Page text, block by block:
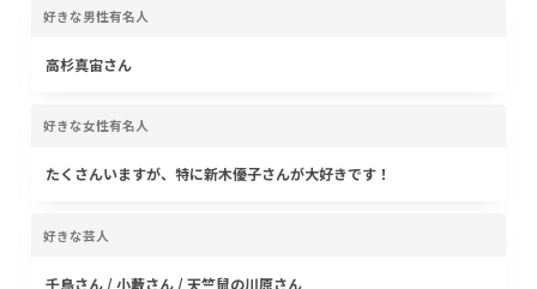
好きな男性有名人
高杉真宙さん
好きな女性有名人
たくさんいますが、特に新木優子さんが大好きです！
好きな芸人
千鳥さん / 小藪さん / 天竺鼠の川原さん